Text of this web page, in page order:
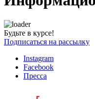
Будьте в курсе!
Подписаться на рассылку
Instagram
Facebook
Пресса